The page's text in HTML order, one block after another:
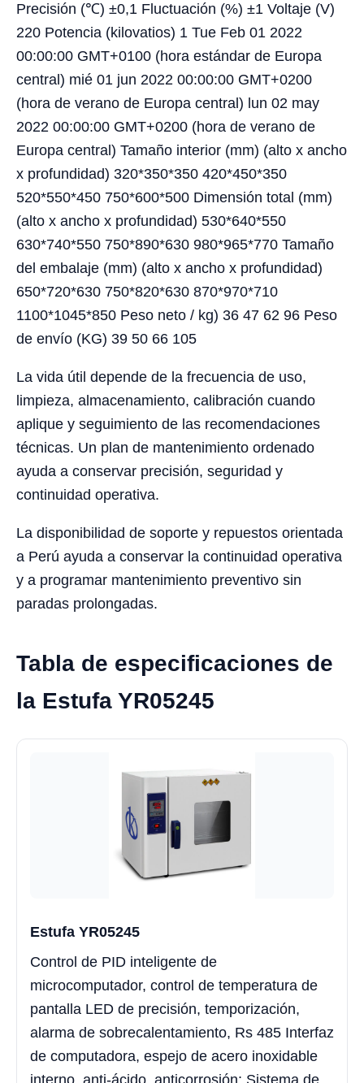
Precisión (℃) ±0,1 Fluctuación (%) ±1 Voltaje (V)
220 Potencia (kilovatios) 1 Tue Feb 01 2022
00:00:00 GMT+0100 (hora estándar de Europa
central) mié 01 jun 2022 00:00:00 GMT+0200
(hora de verano de Europa central) lun 02 may
2022 00:00:00 GMT+0200 (hora de verano de
Europa central) Tamaño interior (mm) (alto x ancho
x profundidad) 320*350*350 420*450*350
520*550*450 750*600*500 Dimensión total (mm)
(alto x ancho x profundidad) 530*640*550
630*740*550 750*890*630 980*965*770 Tamaño
del embalaje (mm) (alto x ancho x profundidad)
650*720*630 750*820*630 870*970*710
1100*1045*850 Peso neto / kg) 36 47 62 96 Peso
de envío (KG) 39 50 66 105
La vida útil depende de la frecuencia de uso,
limpieza, almacenamiento, calibración cuando
aplique y seguimiento de las recomendaciones
técnicas. Un plan de mantenimiento ordenado
ayuda a conservar precisión, seguridad y
continuidad operativa.
La disponibilidad de soporte y repuestos orientada
a Perú ayuda a conservar la continuidad operativa
y a programar mantenimiento preventivo sin
paradas prolongadas.
Tabla de especificaciones de
la Estufa YR05245
Estufa YR05245
Control de PID inteligente de
microcomputador, control de temperatura de
pantalla LED de precisión, temporización,
alarma de sobrecalentamiento, Rs 485 Interfaz
de computadora, espejo de acero inoxidable